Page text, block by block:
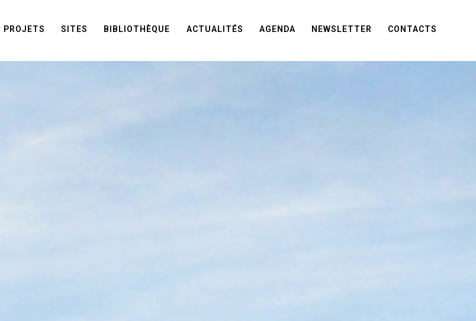
PROJETS SITES BIBLIOTHÈQUE ACTUALITÉS AGENDA NEWSLETTER CONTACTS